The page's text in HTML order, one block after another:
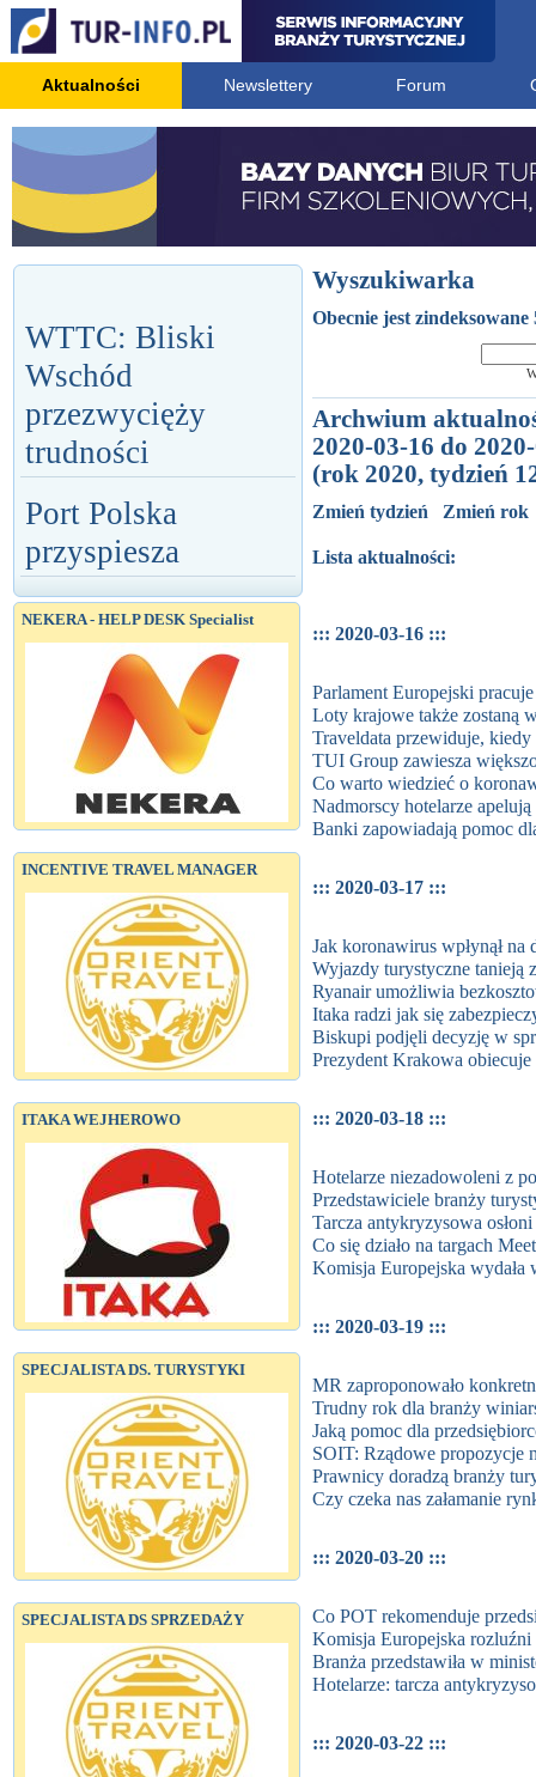
Aktualności Newslettery Forum
WTTC: Bliski
Wschód
przezwycięży
trudności
Port Polska
przyspiesza
NEKERA - HELP DESK Specialist
INCENTIVE TRAVEL MANAGER
ITAKA WEJHEROWO
SPECJALISTA DS. TURYSTYKI
SPECJALISTA DS SPRZEDAŻY
Wyszukiwarka
Obecnie jest
Archwium
2020-03-16 do
(rok 2020, tydzień
Zmień tydzień Zmień rok
Lista aktualności:
::: 2020-03-16 :::
Parlament Europejski
Loty krajowe także zostaną
Traveldata przewiduje,
TUI Group zawiesza
Co warto wiedzieć o
Nadmorscy hotelarze
Banki zapowiadają pomoc
::: 2020-03-17 :::
Jak koronawirus wpłynął na
Wyjazdy turystyczne tanieją
Ryanair umożliwia
Itaka radzi jak się
Biskupi podjęli decyzję w
Prezydent Krakowa
::: 2020-03-18 :::
Hotelarze niezadowoleni z
Przedstawiciele branży
Tarcza antykryzysowa
Co się działo na targach
Komisja Europejska wydała
::: 2020-03-19 :::
MR zaproponowało
Trudny rok dla branży
Jaką pomoc dla
SOIT: Rządowe propozycje
Prawnicy doradzą branży
Czy czeka nas załamanie
::: 2020-03-20 :::
Co POT rekomenduje
Komisja Europejska
Branża przedstawiła w
Hotelarze: tarcza
::: 2020-03-22 :::